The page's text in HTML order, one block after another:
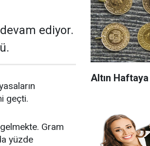
ediyor.
geçti.
Gram
yüzde
Altın